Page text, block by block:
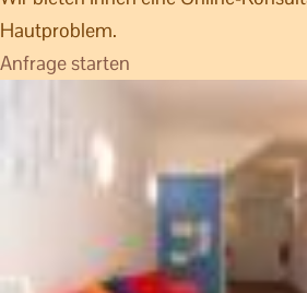
Hautproblem.
Anfrage starten